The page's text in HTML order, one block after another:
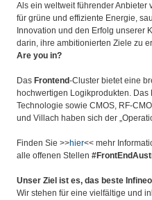
Als ein weltweit führender
für grüne und effiziente Energie,
Innovation und den Erfolg unserer
darin, ihre ambitionierten Ziele zu
Are you in?
Das Frontend-Cluster bietet eine
hochwertigen Logikprodukten.
Technologie sowie CMOS, RF-
und Villach haben sich der
Finden Sie >>hier<< mehr
alle offenen Stellen
Unser Ziel ist es, das beste
Wir stehen für eine vielfältige und